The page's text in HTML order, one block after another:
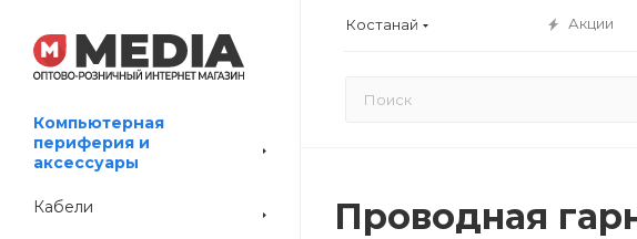
Костанай Акции
Компьютерная
периферия и
аксессуары
Кабели Проводная